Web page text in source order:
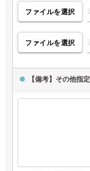
ファイルを選択
ファイルを選択
【備考】その他指定